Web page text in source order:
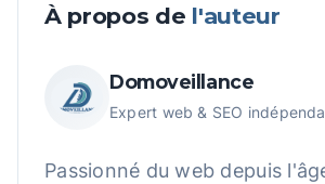
À propos de l'auteur
Domoveillance
Expert web & SEO
Passionné du web depuis